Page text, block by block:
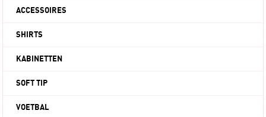
ACCESSOIRES
SHIRTS
KABINETTEN
SOFT TIP
VOETBAL